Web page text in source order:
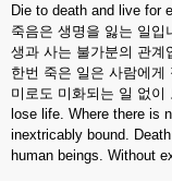
Die to death and live for
죽음은 생명을 잃는 일입
생과 사는 불가분의 관
한번 죽은 일은 사람에게
미로도 미화되는 일 없
lose life. Where there is
inextricably bound.
human beings. Without